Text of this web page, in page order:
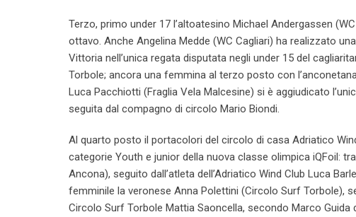
Terzo, primo under 17 l’altoatesino Michael Andergassen
ottavo. Anche Angelina Medde (WC Cagliari) ha realizzato
Vittoria nell’unica regata disputata negli under 15 del
Torbole; ancora una femmina al terzo posto con
Luca Pacchiotti (Fraglia Vela Malcesine) si è aggiudicato
seguita dal compagno di circolo Mario Biondi.
Al quarto posto il portacolori del circolo di casa Adriatico
categorie Youth e junior della nuova classe olimpica iQFoil:
Ancona), seguito dall’atleta dell’Adriatico Wind Club Luca
femminile la veronese Anna Polettini (Circolo Surf Torbole),
Circolo Surf Torbole Mattia Saoncella, secondo Marco